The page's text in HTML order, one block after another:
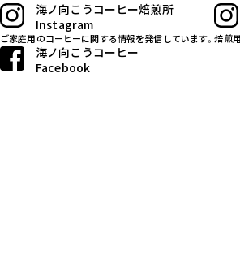
海ノ向こうコーヒー焙煎所
Instagram
ご家庭用のコーヒーに関する情報を発信しています。焙煎
海ノ向こうコーヒー
Facebook